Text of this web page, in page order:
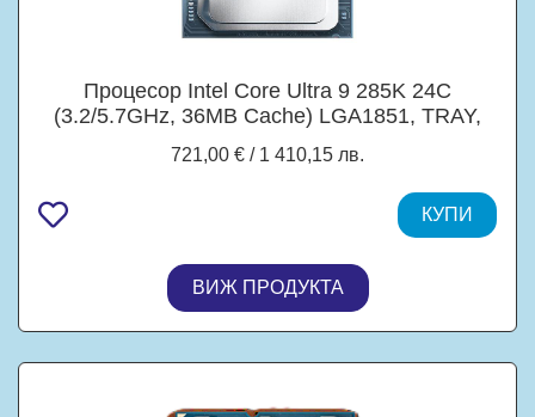
Процесор Intel Core Ultra 9 285K 24C
(3.2/5.7GHz, 36MB Cache) LGA1851, TRAY,
721,00 € / 1 410,15 лв.
КУПИ
ВИЖ ПРОДУКТА